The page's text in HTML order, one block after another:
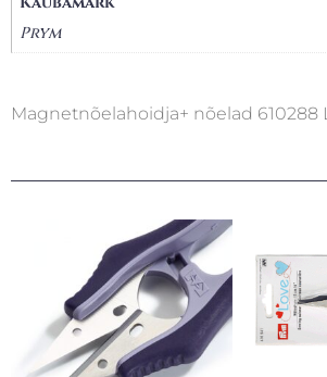
Prym
Magnetnõelahoidja+ nõelad 610288